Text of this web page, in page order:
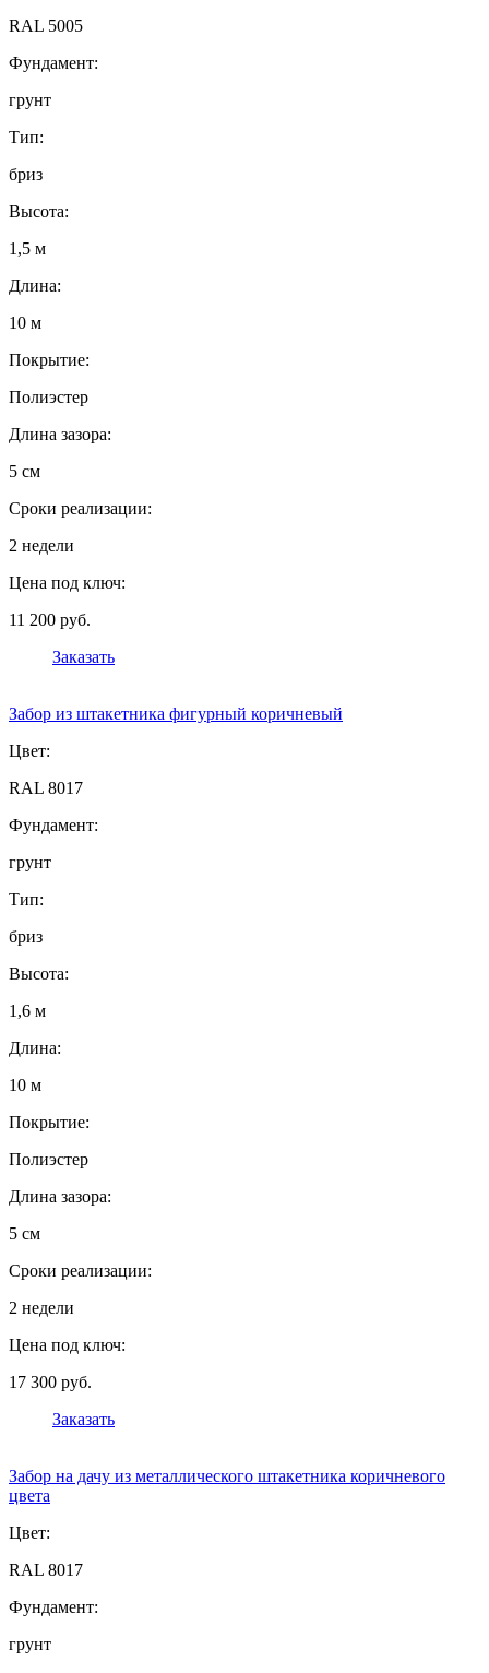
RAL 5005
Фундамент:
грунт
Тип:
бриз
Высота:
1,5 м
Длина:
10 м
Покрытие:
Полиэстер
Длина зазора:
5 см
Сроки реализации:
2 недели
Цена под ключ:
11 200 руб.
Заказать
Забор из штакетника фигурный коричневый
Цвет:
RAL 8017
Фундамент:
грунт
Тип:
бриз
Высота:
1,6 м
Длина:
10 м
Покрытие:
Полиэстер
Длина зазора:
5 см
Сроки реализации:
2 недели
Цена под ключ:
17 300 руб.
Заказать
Забор на дачу из металлического штакетника коричневого
цвета
Цвет:
RAL 8017
Фундамент:
грунт